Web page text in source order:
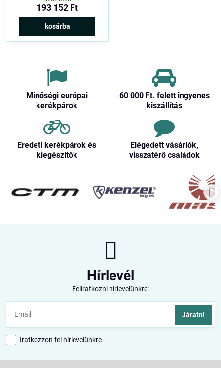
193 152 Ft
kosárba
Minőségi európai
kerékpárok
60 000 Ft​. felett ingyenes
kiszállítás
Eredeti kerékpárok és
kiegészítők
Elégedett vásárlók,
visszatérő családok
Hírlevél
Feliratkozni hírlevelünkre:
Járatni
Iratkozzon fel hírlevelünkre